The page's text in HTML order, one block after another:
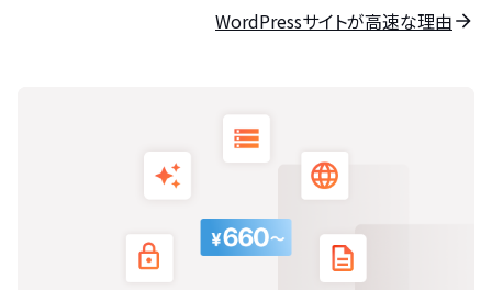
WordPressサイトが高速な理由